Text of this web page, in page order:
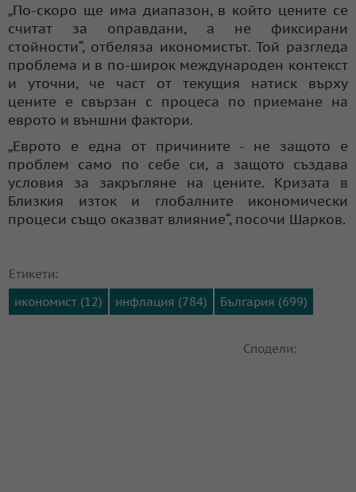
„По-скоро ще има диапазон, в който цените се
считат за оправдани, а не фиксирани
стойности“, отбеляза икономистът. Той разгледа
проблема и в по-широк международен контекст
и уточни, че част от текущия натиск върху
цените е свързан с процеса по приемане на
еврото и външни фактори.
„Еврото е една от причините - не защото е
проблем само по себе си, а защото създава
условия за закръгляне на цените. Кризата в
Близкия изток и глобалните икономически
процеси също оказват влияние“, посочи Шарков.
Етикети:
икономист (12)
инфлация (784) България (699)
Сподели: